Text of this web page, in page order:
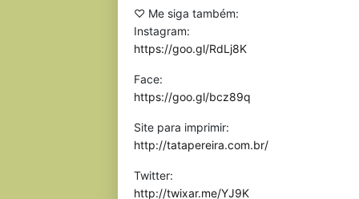
♡ Me siga também:
Instagram:
https://goo.gl/RdLj8K
Face:
https://goo.gl/bcz89q
Site para imprimir:
http://tatapereira.com.br/
Twitter:
http://twixar.me/YJ9K